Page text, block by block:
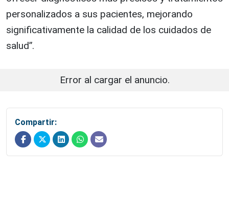
personalizados a sus pacientes, mejorando
significativamente la calidad de los cuidados de
salud”.
Error al cargar el anuncio.
Compartir: